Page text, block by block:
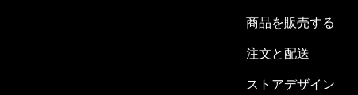
商品を販売する
注文と配送
ストアデザイン